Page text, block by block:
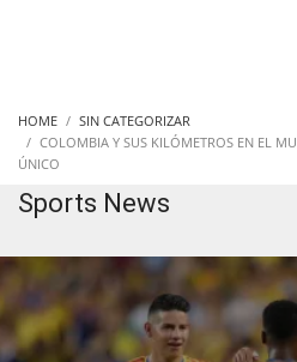
HOME
SIN CATEGORIZAR
COLOMBIA Y SUS KILÓMETROS EN EL
ÚNICO
Sports News